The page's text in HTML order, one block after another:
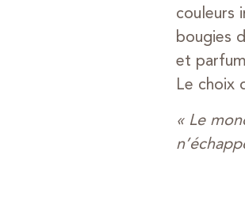
couleurs
bougies
et
Le choix
« Le